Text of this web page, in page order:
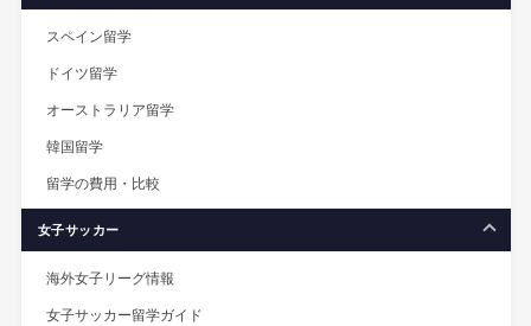
スペイン留学
ドイツ留学
オーストラリア留学
韓国留学
留学の費用・比較
女子サッカー
海外女子リーグ情報
女子サッカー留学ガイド